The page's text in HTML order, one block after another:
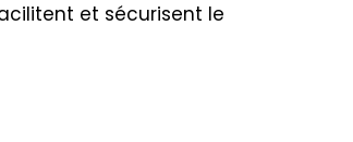
et sécurisent le